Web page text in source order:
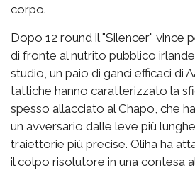
corpo.
Dopo 12 round il "Silencer" vince
di fronte al nutrito pubblico
studio, un paio di ganci efficaci di
tattiche hanno caratterizzato la
spesso allacciato al Chapo, che
un avversario dalle leve più
traiettorie più precise. Oliha ha
il colpo risolutore in una contesa